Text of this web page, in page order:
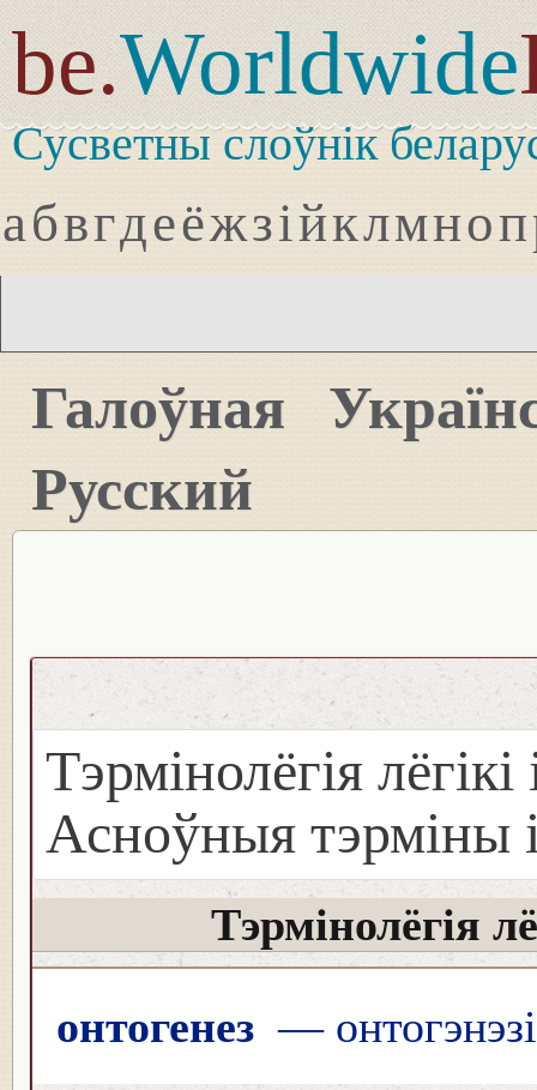
be.Worldwide
Сусветны слоўнік
абвгдеёжзійклмноп
Галоўная
Русский
Тэрмінолёгія
Асноўныя тэрміны і
Тэрмінолёгія
онтогенез —